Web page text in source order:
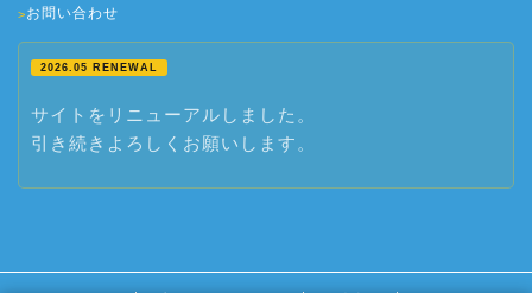
>お問い合わせ
2026.05 RENEWAL
サイトをリニューアルしました。
引き続きよろしくお願いします。